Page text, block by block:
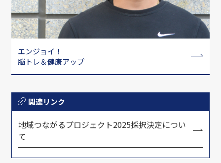
エンジョイ！
脳トレ＆健康アップ
関連リンク
地域つながるプロジェクト2025採択決定につい
て